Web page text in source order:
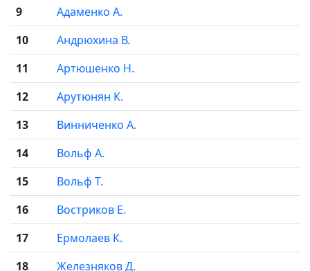
9
Адаменко А.
10
Андрюхина В.
11
Артюшенко Н.
12
Арутюнян К.
13
Винниченко А.
14
Вольф А.
15
Вольф Т.
16
Востриков Е.
17
Ермолаев К.
18
Железняков Д.